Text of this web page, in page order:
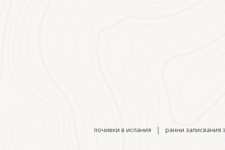
почивки в испания | ранни записвания